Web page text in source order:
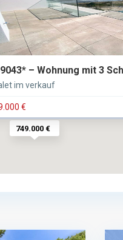
749.000 €
– Wohnung mit 3
im verkauf
€